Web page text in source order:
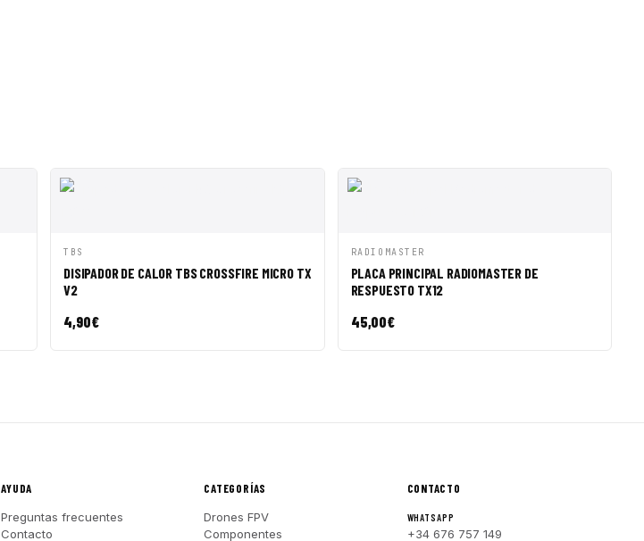
VISTA RÁPIDA
TBS
DISIPADOR DE CALOR TBS CROSSFIRE MICRO TX
V2
4,90€
VISTA RÁPIDA
RADIOMASTER
PLACA PRINCIPAL RADIOMASTER DE
RESPUESTO TX12
45,00€
AYUDA
Preguntas frecuentes
Contacto
CATEGORÍAS
Drones FPV
Componentes
CONTACTO
WHATSAPP
+34 676 757 149